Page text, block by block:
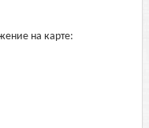
на карте: